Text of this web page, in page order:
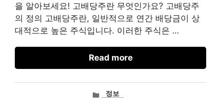
을 알아보세요! 고배당주란 무엇인가요? 고배당주
의 정의 고배당주란, 일반적으로 연간 배당금이 상
대적으로 높은 주식입니다. 이러한 주식은 …
Read more
카정보